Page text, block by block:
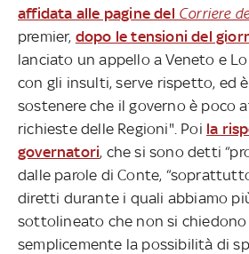
affidata alle pagine del Corriere
premier, dopo le tensioni del
lanciato un appello a Veneto e
con gli insulti, serve rispetto, ed
sostenere che il governo è poco
richieste delle Regioni". Poi la
governatori, che si sono detti
dalle parole di Conte,
diretti durante i quali abbiamo
sottolineato che non si chiedono
semplicemente la possibilità di